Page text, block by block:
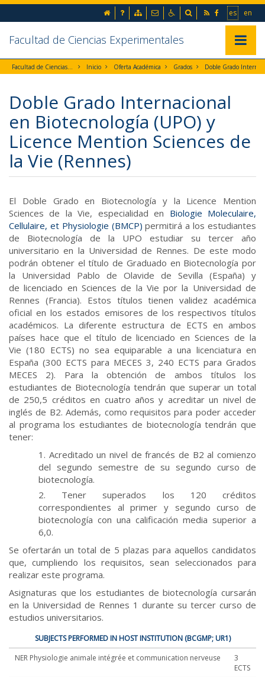
Ir al contenido principal de la página (alt + s)
Ir a la cabecera de la página (alt + c)
Ir al pie de la página (alt + p)
Ir al menú principal (alt + u)
esIr a la
en
RSS Facebook
inicio Preguntas frecuentes
Mapa webContactoAccesibilidad
Buscador
Facultad de Ciencias Experimentales
Facultad de Ciencias Experimentales Inicio Oferta Académica Grados
Doble Grado Internacional
en Biotecnología (UPO) y
Licence Mention Sciences de
la Vie (Rennes)
El Doble Grado en Biotecnología y la Licence Mention
Sciences de la Vie, especialidad en Biologie Moleculaire,
Cellulaire, et Physiologie (BMCP) permitirá a los estudiantes
de Biotecnología de la UPO estudiar su tercer año
universitario en la Universidad de Rennes. De este modo
podrán obtener el título de Graduado en Biotecnología por
la Universidad Pablo de Olavide de Sevilla (España) y
de licenciado en Sciences de la Vie por la Universidad de
Rennes (Francia). Estos títulos tienen validez académica
oficial en los estados emisores de los respectivos títulos
académicos. La diferente estructura de ECTS en ambos
países hace que el título de licenciado en Sciences de la
Vie (180 ECTS) no sea equiparable a una licenciatura en
España (300 ECTS para MECES 3, 240 ECTS para Grados
MECES 2). Para la obtención de ambos títulos los
estudiantes de Biotecnología tendrán que superar un total
de 250,5 créditos en cuatro años y acreditar un nivel de
inglés de B2. Además, como requisitos para poder acceder
al programa los estudiantes de biotecnología tendrán que
tener:
Acreditado un nivel de francés de B2 al comienzo
del segundo semestre de su segundo curso de
biotecnología.
Tener superados los 120 créditos
correspondientes al primer y segundo curso de
biotecnología con una calificación media superior a
6,0.
Se ofertarán un total de 5 plazas para aquellos candidatos
que, cumpliendo los requisitos, sean seleccionados para
realizar este programa.
Asignaturas que los estudiantes de biotecnología cursarán
en la Universidad de Rennes 1 durante su tercer curso de
estudios universitarios.
SUBJECTS PERFORMED IN HOST INSTITUTION (BCGMP; UR1)
NER Physiologie animale intégrée et communication nerveuse
3
ECTS